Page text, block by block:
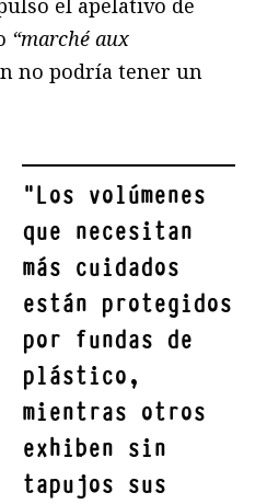
el apelativo de
“marché aux
no podría tener un
"Los volúmenes
que necesitan
más cuidados
están protegidos
por fundas de
plástico,
mientras otros
exhiben sin
tapujos sus